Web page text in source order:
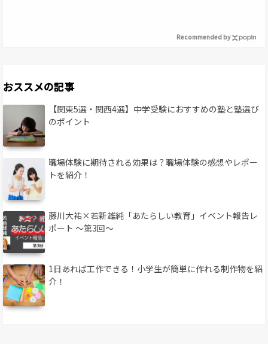
Recommended by
おススメの記事
【関東5選・関西4選】中学受験におすすめの塾と塾選び
のポイント
職場体験に期待される効果は？職場体験の感想やレポー
トを紹介！
藤川大祐×若新雄純「あたらしい教育」イベント報告レ
ポート 〜第3回〜
1日あれば工作できる！小学生が簡単に作れる制作物を紹
介！